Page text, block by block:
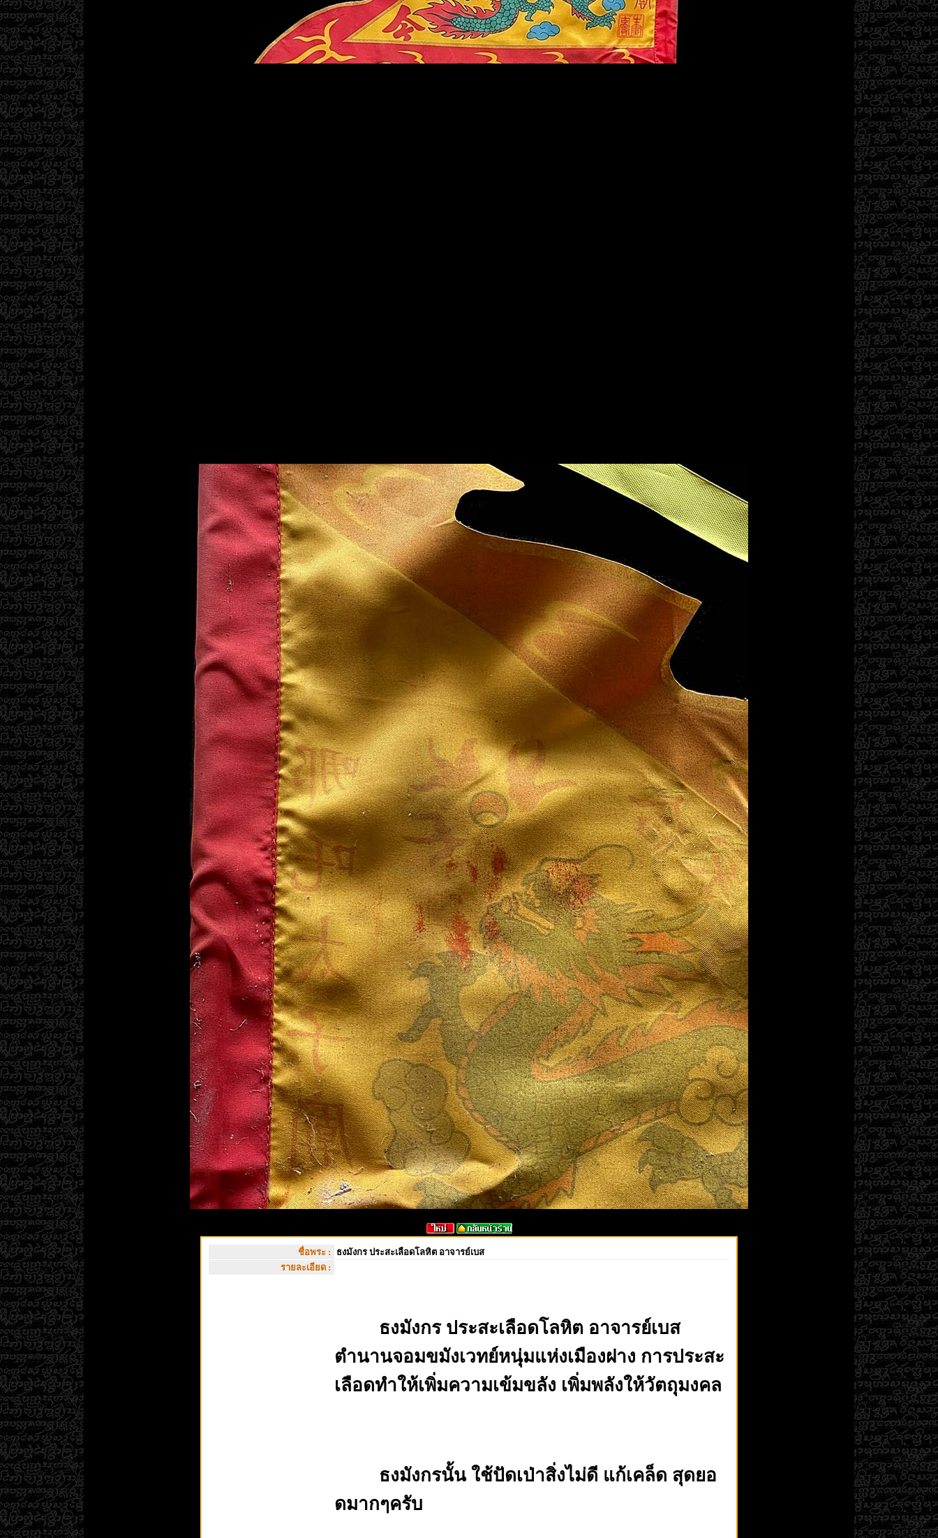
ชื่อพระ :
ธงมังกร ประสะเลือดโลหิต อาจารย์เบส
รายละเอียด :
ธงมังกร ประสะเลือดโลหิต อาจารย์เบส
ตำนานจอมขมังเวทย์หนุ่มแห่งเมืองฝาง การประสะ
เลือดทำให้เพิ่มความเข้มขลัง เพิ่มพลังให้วัตถุมงคล
ธงมังกรนั้น ใช้ปัดเป่าสิ่งไม่ดี แก้เคล็ด สุดยอ
ดมากๆครับ